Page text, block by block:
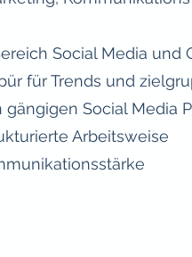
Social Media und
für Trends und
gängigen Social Media
Arbeitsweise